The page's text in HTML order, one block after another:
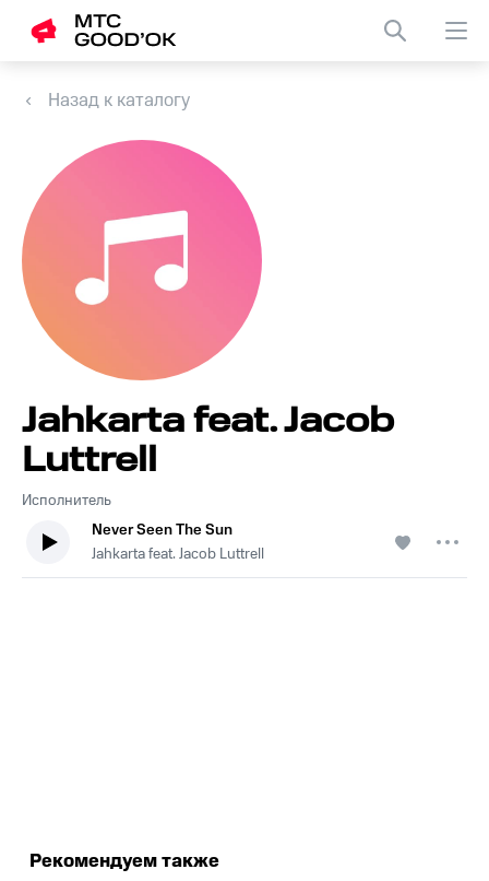
Назад к каталогу
Исполнитель
Jahkarta feat. Jacob
Luttrell
Never Seen The Sun
Jahkarta feat. Jacob Luttrell
Рекомендуем также